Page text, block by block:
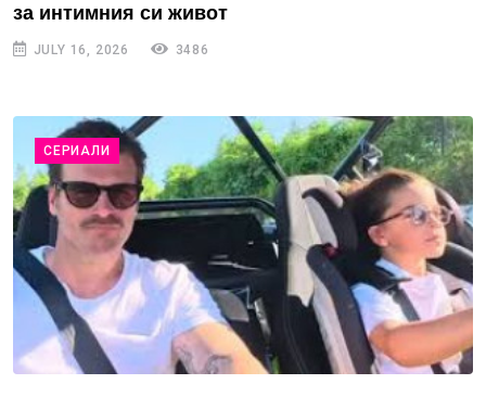
за интимния си живот
JULY 16, 2026 3486
СЕРИАЛИ